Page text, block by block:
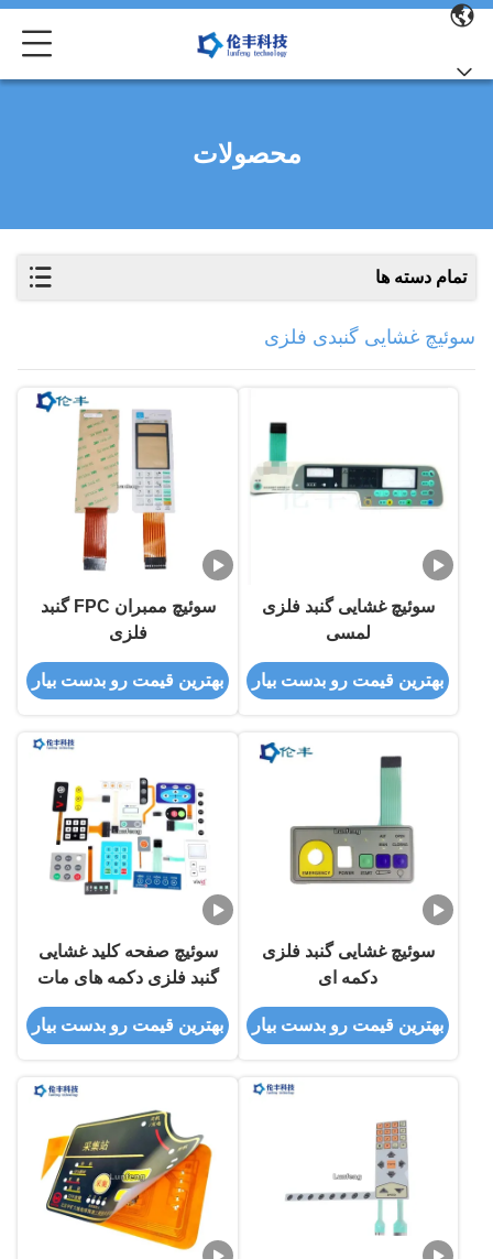
محصولات
تمام دسته ها
سوئیچ غشایی گنبدی فلزی
سوئیچ غشایی گنبد فلزی
لمسی
بهترین قیمت رو بدست بیار
سوئیچ ممبران FPC گنبد
فلزی
بهترین قیمت رو بدست بیار
سوئیچ غشایی گنبد فلزی
دکمه ای
بهترین قیمت رو بدست بیار
سوئیچ صفحه کلید غشایی
گنبد فلزی دکمه های مات
/ براق سفارشی ساخته
شده است
بهترین قیمت رو بدست بیار